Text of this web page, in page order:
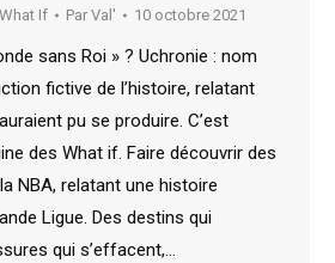
What If Par Val' 10 octobre 2021
sans Roi » ? Uchronie : nom
fictive de l’histoire, relatant
pu se produire. C’est
des What if. Faire découvrir des
NBA, relatant une histoire
Ligue. Des destins qui
qui s’effacent,…